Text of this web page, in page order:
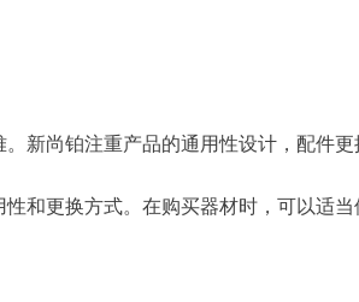
新尚铂注重产品的通用性设计，配件更
和更换方式。在购买器材时，可以适当